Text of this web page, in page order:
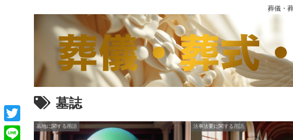
葬儀・
墓誌
墓地に関する用語 法事法要に関する用語
T